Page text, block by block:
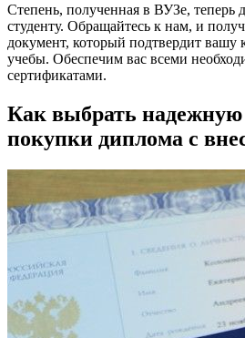
Степень, полученная в ВУЗе, теперь
студенту. Обращайтесь к нам, и
документ, который подтвердит вашу
учебы. Обеспечим вас всеми
сертификатами.
Как выбрать
покупки диплома с